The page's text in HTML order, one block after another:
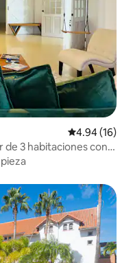
Calificación
4.94 (16)
de 3 habitaciones con